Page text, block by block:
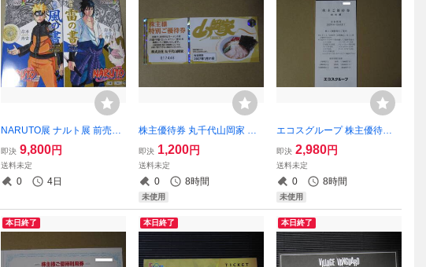
NARUTO展 ナルト展 前売来
場特典 雷の書&風の書 岸本斉
史
即決 9,800円
送料未定
0 4日
株主優待券 丸千代山岡家 ラ
ーメン1杯無料券 1-6枚（ラ
ーメン山岡家・味噌ラーメン
山岡家・煮干しラーメン山岡
家）
即決 1,200円
送料未定
0 8時間
未使用
エコスグループ 株主優待券 6
000円分（たいらや マスダ
ヤマウチ フードガーデン TAI
RAYA ワイ・バリュー ココス
ナカムラ グーテ ルブレ）
即決 2,980円
送料未定
0 8時間
未使用
本日終了 本日終了 本日終了